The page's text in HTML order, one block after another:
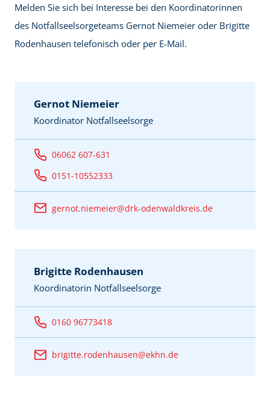
Melden Sie sich bei Interesse bei den Koordinatorinnen
des Notfallseelsorgeteams Gernot Niemeier oder Brigitte
Rodenhausen telefonisch oder per E-Mail.
Gernot Niemeier
Koordinator Notfallseelsorge
06062 607-631
0151-10552333
gernot.niemeier@drk-odenwaldkreis.de
Brigitte Rodenhausen
Koordinatorin Notfallseelsorge
0160 96773418
brigitte.rodenhausen@ekhn.de